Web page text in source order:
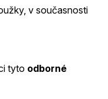
v současnosti
tyto odborné